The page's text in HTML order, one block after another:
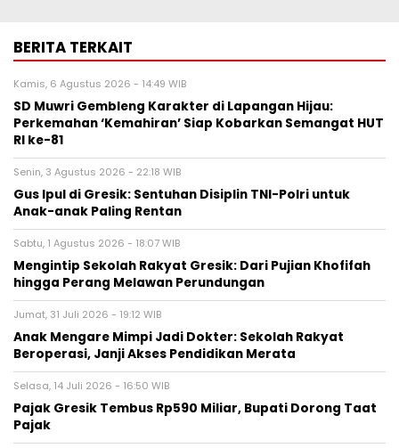
BERITA TERKAIT
Kamis, 6 Agustus 2026 - 14:49 WIB
SD Muwri Gembleng Karakter di Lapangan Hijau:
Perkemahan ‘Kemahiran’ Siap Kobarkan Semangat HUT
RI ke-81
Senin, 3 Agustus 2026 - 22:18 WIB
Gus Ipul di Gresik: Sentuhan Disiplin TNI-Polri untuk
Anak-anak Paling Rentan
Sabtu, 1 Agustus 2026 - 18:07 WIB
Mengintip Sekolah Rakyat Gresik: Dari Pujian Khofifah
hingga Perang Melawan Perundungan
Jumat, 31 Juli 2026 - 19:12 WIB
Anak Mengare Mimpi Jadi Dokter: Sekolah Rakyat
Beroperasi, Janji Akses Pendidikan Merata
Selasa, 14 Juli 2026 - 16:50 WIB
Pajak Gresik Tembus Rp590 Miliar, Bupati Dorong Taat
Pajak